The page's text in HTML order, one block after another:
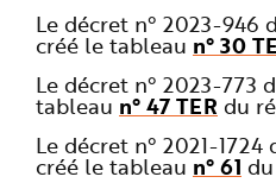
Le décret n° 2023-946
créé le tableau n° 30
Le décret n° 2023-773
tableau n° 47 TER du
Le décret n° 2021-
créé le tableau n° 61